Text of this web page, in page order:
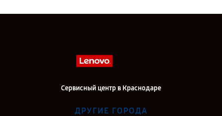
Сервисный центр в Краснодаре
ДРУГИЕ ГОРОДА